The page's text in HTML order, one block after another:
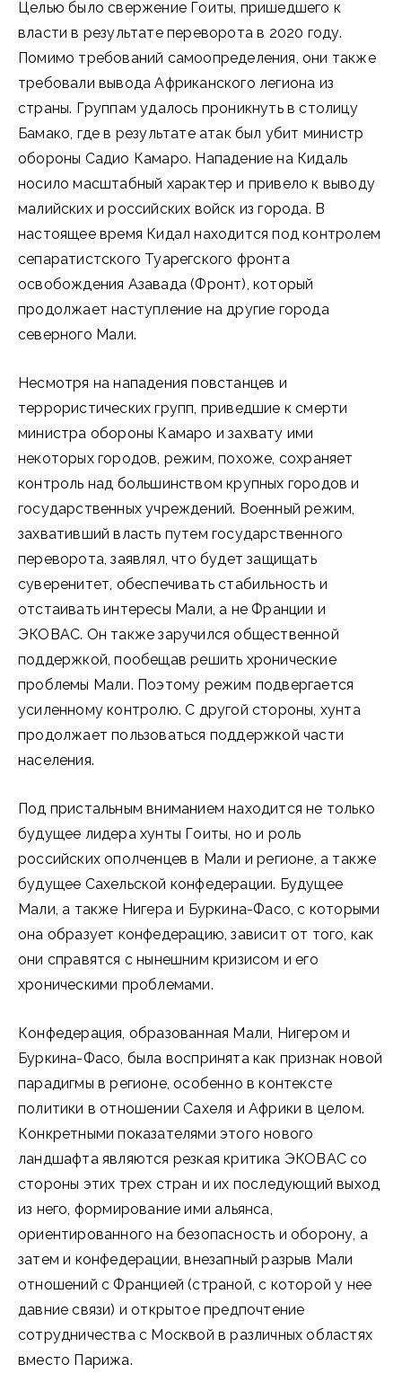
Целью было свержение Гоиты, пришедшего к
власти в результате переворота в 2020 году.
Помимо требований самоопределения, они также
требовали вывода Африканского легиона из
страны. Группам удалось проникнуть в столицу
Бамако, где в результате атак был убит министр
обороны Садио Камаро. Нападение на Кидаль
носило масштабный характер и привело к выводу
малийских и российских войск из города. В
настоящее время Кидал находится под контролем
сепаратистского Туарегского фронта
освобождения Азавада (Фронт), который
продолжает наступление на другие города
северного Мали.
Несмотря на нападения повстанцев и
террористических групп, приведшие к смерти
министра обороны Камаро и захвату ими
некоторых городов, режим, похоже, сохраняет
контроль над большинством крупных городов и
государственных учреждений. Военный режим,
захвативший власть путем государственного
переворота, заявлял, что будет защищать
суверенитет, обеспечивать стабильность и
отстаивать интересы Мали, а не Франции и
ЭКОВАС. Он также заручился общественной
поддержкой, пообещав решить хронические
проблемы Мали. Поэтому режим подвергается
усиленному контролю. С другой стороны, хунта
продолжает пользоваться поддержкой части
населения.
Под пристальным вниманием находится не только
будущее лидера хунты Гоиты, но и роль
российских ополченцев в Мали и регионе, а также
будущее Сахельской конфедерации. Будущее
Мали, а также Нигера и Буркина-Фасо, с которыми
она образует конфедерацию, зависит от того, как
они справятся с нынешним кризисом и его
хроническими проблемами.
Конфедерация, образованная Мали, Нигером и
Буркина-Фасо, была воспринята как признак новой
парадигмы в регионе, особенно в контексте
политики в отношении Сахеля и Африки в целом.
Конкретными показателями этого нового
ландшафта являются резкая критика ЭКОВАС со
стороны этих трех стран и их последующий выход
из него, формирование ими альянса,
ориентированного на безопасность и оборону, а
затем и конфедерации, внезапный разрыв Мали
отношений с Францией (страной, с которой у нее
давние связи) и открытое предпочтение
сотрудничества с Москвой в различных областях
вместо Парижа.